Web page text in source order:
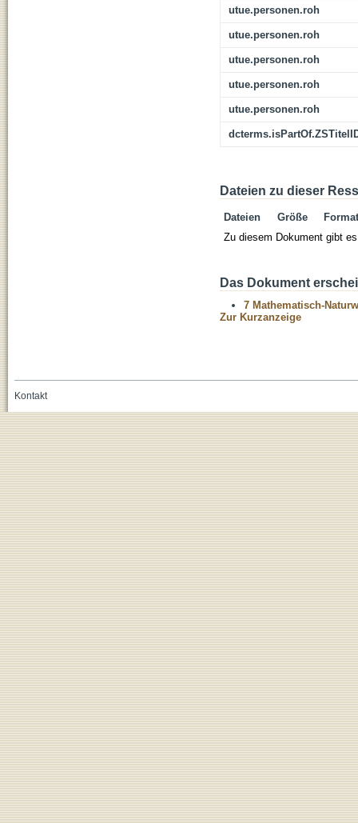
utue.personen.roh
utue.personen.roh
utue.personen.roh
utue.personen.roh
utue.personen.roh
Dateien zu dieser
Dateien Größe
Format
Zu diesem Dokument gibt
Das Dokument
7 Mathematisch-
Zur Kurzanzeige
Kontakt